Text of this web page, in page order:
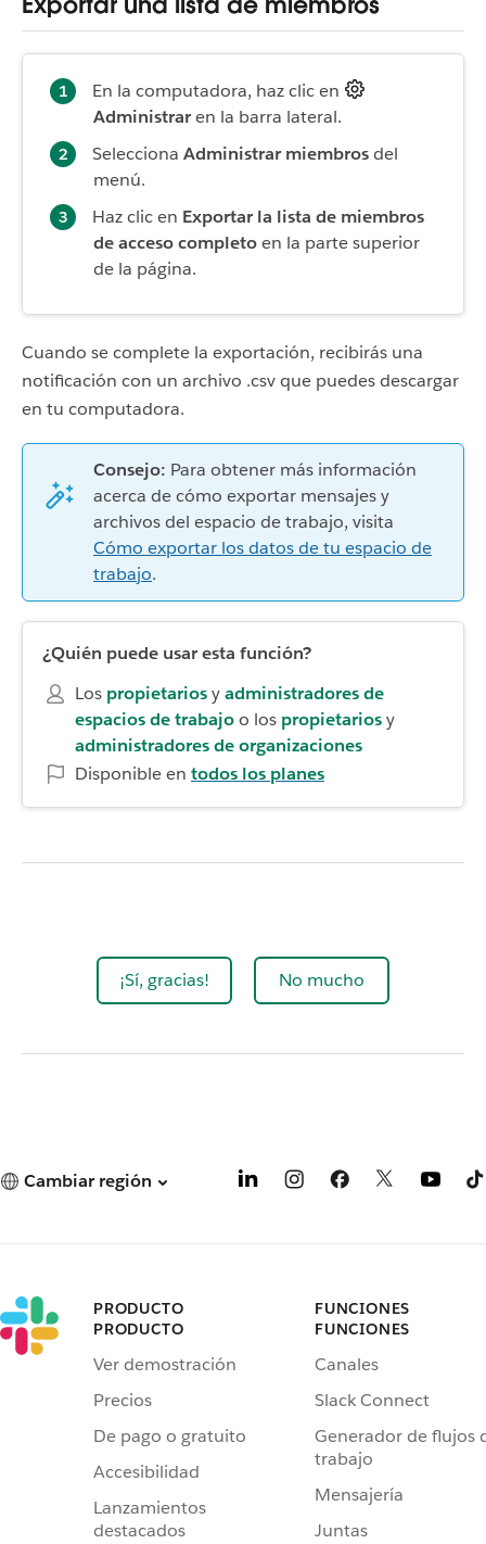
En la computadora, haz clic en
Administraren la barra lateral.
Selecciona Administrar miembrosdel
menú.
Haz clic en Exportar la lista de miembros
de acceso completoen la parte superior
de la página.
Cuando se complete la exportación, recibirás una
notificación con un archivo .csv que puedes descargar
en tu computadora.
Consejo: Para obtener más información
acerca de cómo exportar mensajes y
archivos del espacio de trabajo, visita
Cómo exportar los datos de tu espacio de
trabajo.
¿Quién puede usar esta función?
Los propietariosyadministradores de
espacios de trabajoo los propietariosy
administradores de organizaciones
Disponible en todos los planes
¡Sí, gracias! No mucho
Cambiar región
PRODUCTO
PRODUCTO
Ver demostración
Precios
De pago o gratuito
Accesibilidad
Lanzamientos
destacados
FUNCIONES
FUNCIONES
Canales
Slack Connect
Generador de flujos
trabajo
Mensajería
Juntas